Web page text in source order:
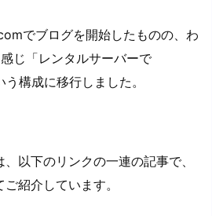
でブログを開始したものの、わ
じ「レンタルサーバーで
構成に移行しました。
以下のリンクの一連の記事で、
紹介しています。